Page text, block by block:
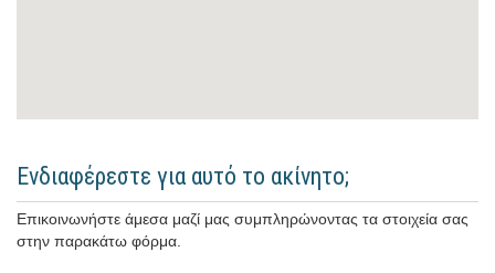
Ενδιαφέρεστε για αυτό το ακίνητο;
Επικοινωνήστε άμεσα μαζί μας συμπληρώνοντας τα στοιχεία σας
στην παρακάτω φόρμα.